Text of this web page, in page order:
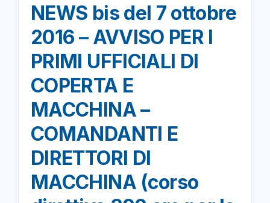
NEWS bis del 7 ottobre
2016 – AVVISO PER I
PRIMI UFFICIALI DI
COPERTA E
MACCHINA –
COMANDANTI E
DIRETTORI DI
MACCHINA (corso